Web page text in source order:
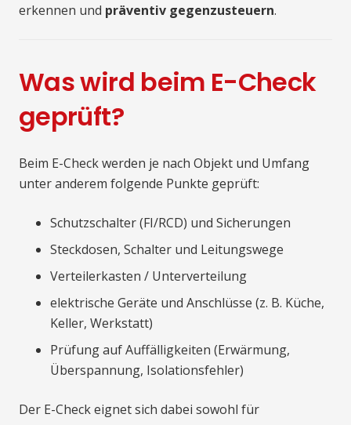
erkennen und präventiv gegenzusteuern.
Was wird beim E-Check
geprüft?
Beim E-Check werden je nach Objekt und Umfang
unter anderem folgende Punkte geprüft:
Schutzschalter (FI/RCD) und Sicherungen
Steckdosen, Schalter und Leitungswege
Verteilerkasten / Unterverteilung
elektrische Geräte und Anschlüsse (z. B. Küche,
Keller, Werkstatt)
Prüfung auf Auffälligkeiten (Erwärmung,
Überspannung, Isolationsfehler)
Der E-Check eignet sich dabei sowohl für